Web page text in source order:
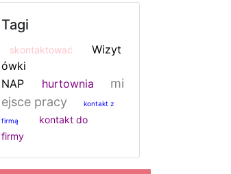
Tagi
skontaktować
Wizyt
ówki
NAP
hurtownia
mi
ejsce pracy
kontakt z
firmą
kontakt do
firmy